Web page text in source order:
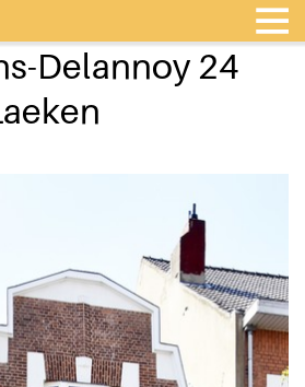
Delannoy 24